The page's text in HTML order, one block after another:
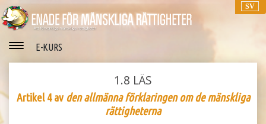
SV
E-KURS
1.8 LÄS
Artikel 4 av den allmänna förklaringen om de mänskliga
rättigheterna